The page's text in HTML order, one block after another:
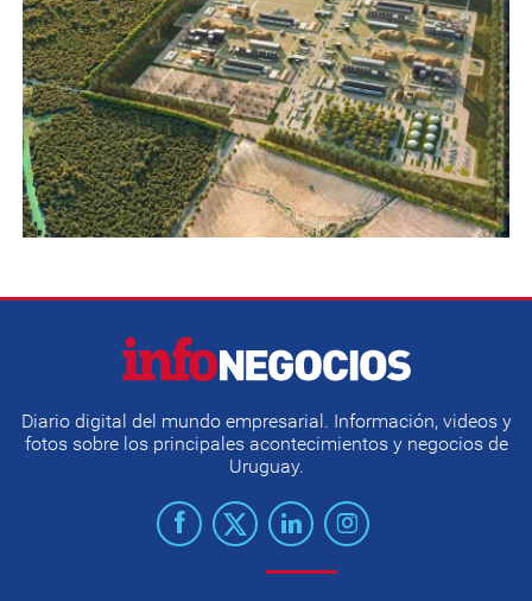
Diario digital del mundo empresarial. Información, videos y
fotos sobre los principales acontecimientos y negocios de
Uruguay.